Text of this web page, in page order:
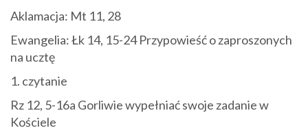
Aklamacja: Mt 11, 28
Ewangelia:Łk 14, 15-24 Przypowieść o zaproszonych
na ucztę
1. czytanie
Rz 12, 5-16a Gorliwie wypełniać swoje zadanie w
Kościele